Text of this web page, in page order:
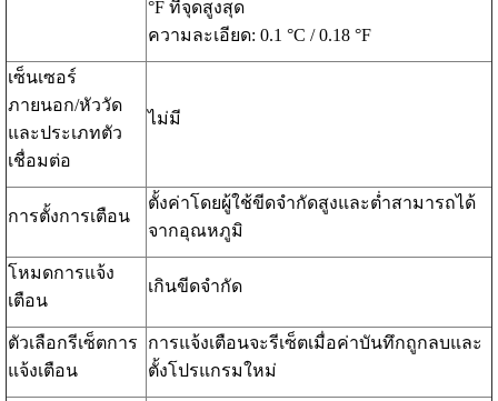
°F ที่จุดสูงสุด
ความละเอียด: 0.1 °C / 0.18 °F
เซ็นเซอร์
ภายนอก/หัววัด
และประเภทตัว
เชื่อมต่อ
ไม่มี
การตั้งการเตือน
ตั้งค่าโดยผู้ใช้ขีดจำกัดสูงและต่ำสามารถได้
จากอุณหภูมิ
โหมดการแจ้ง
เตือน
เกินขีดจำกัด
ตัวเลือกรีเซ็ตการ
แจ้งเตือน
การแจ้งเตือนจะรีเซ็ตเมื่อค่าบันทึกถูกลบและ
ตั้งโปรแกรมใหม่